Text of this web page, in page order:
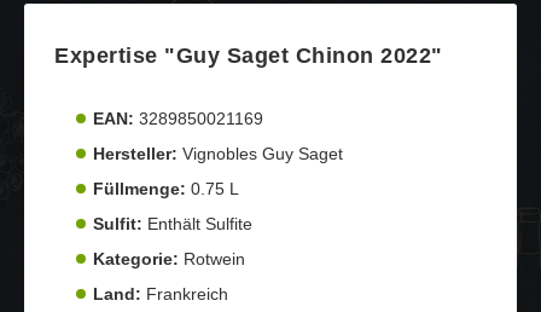
Expertise "Guy Saget Chinon 2022"
EAN: 3289850021169
Hersteller: Vignobles Guy Saget
Füllmenge: 0.75 L
Sulfit: Enthält Sulfite
Kategorie: Rotwein
Land: Frankreich